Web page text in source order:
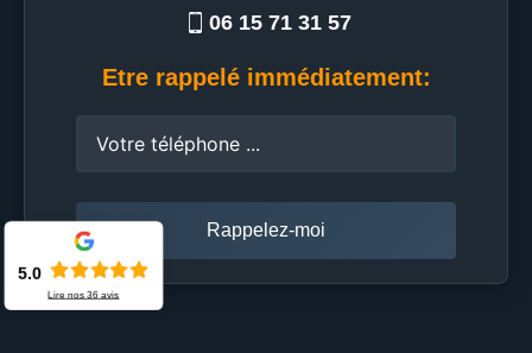
06 15 71 31 57
Etre rappelé immédiatement:
5.0
Lire nos36 avis